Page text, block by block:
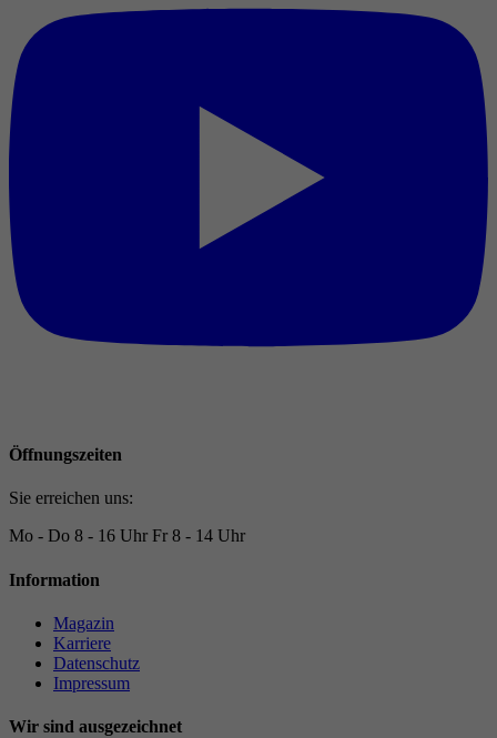
Öffnungszeiten
Sie erreichen uns:
Mo - Do 8 - 16 Uhr Fr 8 - 14 Uhr
Information
Magazin
Karriere
Datenschutz
Impressum
Wir sind ausgezeichnet